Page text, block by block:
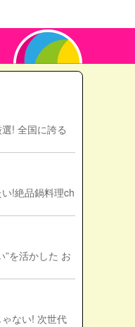
! 全国に誇る
!絶品鍋料理ch
”を活かした お
ない! 次世代